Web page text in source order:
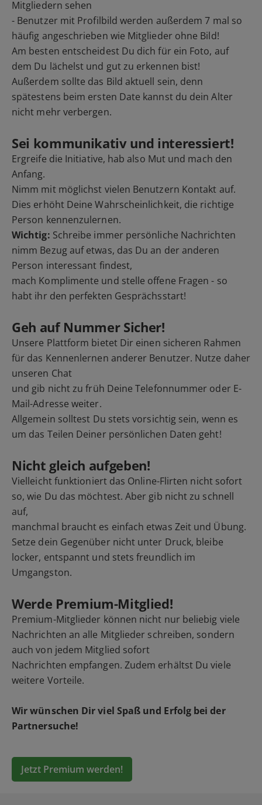
Mitgliedern sehen
- Benutzer mit Profilbild werden außerdem 7 mal so
häufig angeschrieben wie Mitglieder ohne Bild!
Am besten entscheidest Du dich für ein Foto, auf
dem Du lächelst und gut zu erkennen bist!
Außerdem sollte das Bild aktuell sein, denn
spätestens beim ersten Date kannst du dein Alter
nicht mehr verbergen.
Sei kommunikativ und interessiert!
Ergreife die Initiative, hab also Mut und mach den
Anfang.
Nimm mit möglichst vielen Benutzern Kontakt auf.
Dies erhöht Deine Wahrscheinlichkeit, die richtige
Person kennenzulernen.
Wichtig: Schreibe immer persönliche Nachrichten
nimm Bezug auf etwas, das Du an der anderen
Person interessant findest,
mach Komplimente und stelle offene Fragen - so
habt ihr den perfekten Gesprächsstart!
Geh auf Nummer Sicher!
Unsere Plattform bietet Dir einen sicheren Rahmen
für das Kennenlernen anderer Benutzer. Nutze daher
unseren Chat
und gib nicht zu früh Deine Telefonnummer oder E-
Mail-Adresse weiter.
Allgemein solltest Du stets vorsichtig sein, wenn es
um das Teilen Deiner persönlichen Daten geht!
Nicht gleich aufgeben!
Vielleicht funktioniert das Online-Flirten nicht sofort
so, wie Du das möchtest. Aber gib nicht zu schnell
auf,
manchmal braucht es einfach etwas Zeit und Übung.
Setze dein Gegenüber nicht unter Druck, bleibe
locker, entspannt und stets freundlich im
Umgangston.
Werde Premium-Mitglied!
Premium-Mitglieder können nicht nur beliebig viele
Nachrichten an alle Mitglieder schreiben, sondern
auch von jedem Mitglied sofort
Nachrichten empfangen. Zudem erhältst Du viele
weitere Vorteile.
Wir wünschen Dir viel Spaß und Erfolg bei der
Partnersuche!
Jetzt Premium werden!